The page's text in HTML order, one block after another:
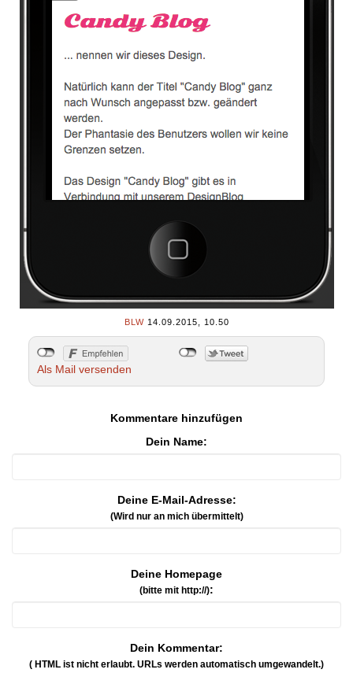
BLW14.09.2015, 10.50
Als Mail versenden
Kommentare hinzufügen
Dein Name:
Deine E-Mail-Adresse:
(Wird nur an mich übermittelt)
Deine Homepage
(bitte mit http://):
Dein Kommentar:
( HTML ist nicht erlaubt. URLs werden automatisch umgewandelt.)